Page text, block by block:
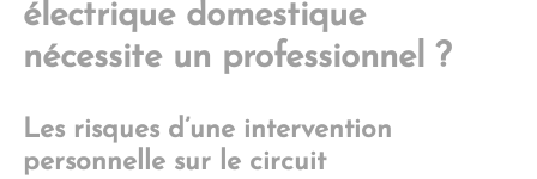
électrique domestique
nécessite un professionnel ?
Les risques d’une intervention
personnelle sur le circuit